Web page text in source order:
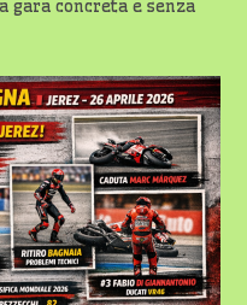
gara concreta e senza